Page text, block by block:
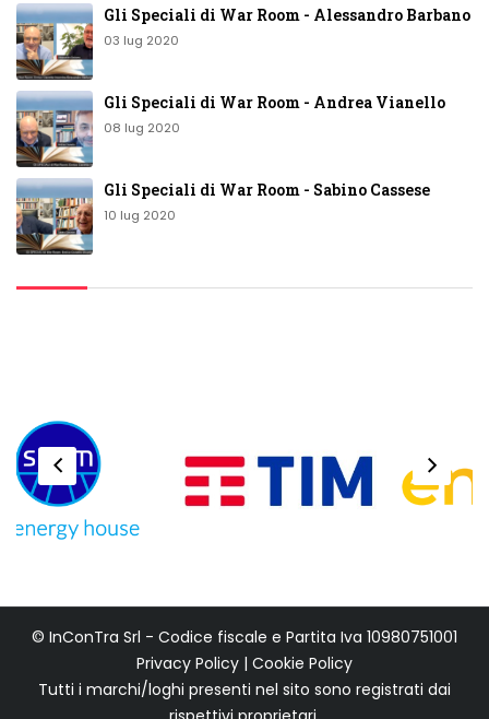
Gli Speciali di War Room - Alessandro Barbano
03 lug 2020
Gli Speciali di War Room - Andrea Vianello
08 lug 2020
Gli Speciali di War Room - Sabino Cassese
10 lug 2020
© InConTra Srl - Codice fiscale e Partita Iva 10980751001
Privacy Policy | Cookie Policy
Tutti i marchi/loghi presenti nel sito sono registrati dai